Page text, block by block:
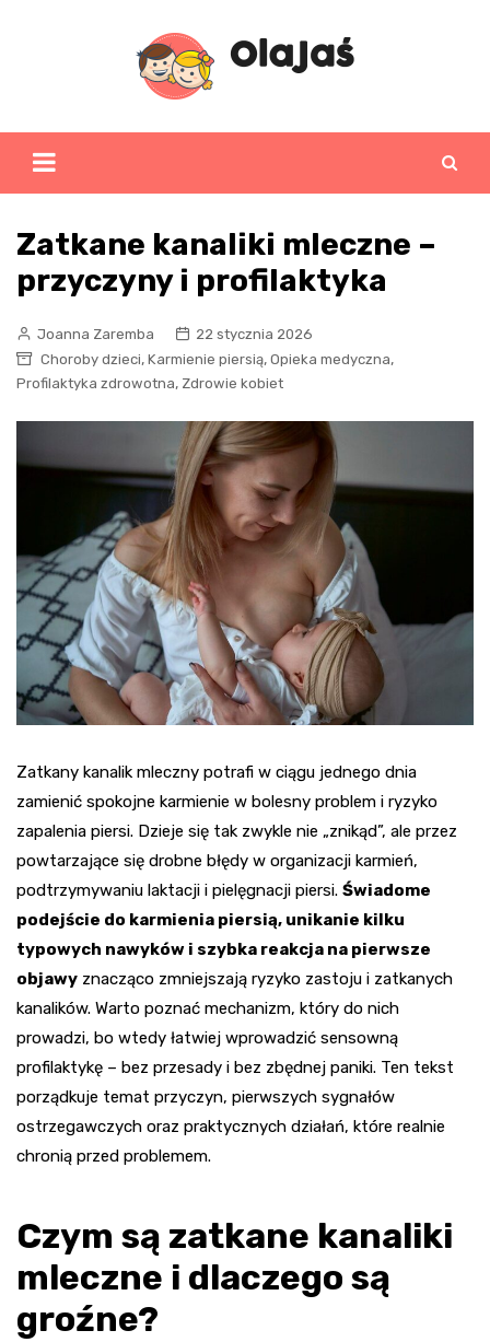
Zatkane kanaliki mleczne –
przyczyny i profilaktyka
Joanna Zaremba
22 stycznia 2026
Choroby dzieci, Karmienie piersią, Opieka medyczna,
Profilaktyka zdrowotna, Zdrowie kobiet
Zatkany kanalik mleczny potrafi w ciągu jednego dnia
zamienić spokojne karmienie w bolesny problem i ryzyko
zapalenia piersi. Dzieje się tak zwykle nie „znikąd”, ale przez
powtarzające się drobne błędy w organizacji karmień,
podtrzymywaniu laktacji i pielęgnacji piersi. Świadome
podejście do karmienia piersią, unikanie kilku
typowych nawyków i szybka reakcja na pierwsze
objawy znacząco zmniejszają ryzyko zastoju i zatkanych
kanalików. Warto poznać mechanizm, który do nich
prowadzi, bo wtedy łatwiej wprowadzić sensowną
profilaktykę – bez przesady i bez zbędnej paniki. Ten tekst
porządkuje temat przyczyn, pierwszych sygnałów
ostrzegawczych oraz praktycznych działań, które realnie
chronią przed problemem.
Czym są zatkane kanaliki
mleczne i dlaczego są
groźne?